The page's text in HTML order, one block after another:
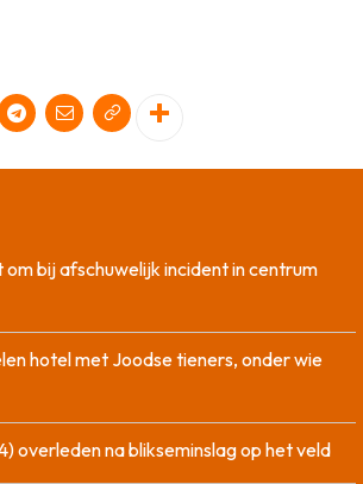
bij afschuwelijk incident in centrum
hotel met Joodse tieners, onder wie
overleden na blikseminslag op het veld